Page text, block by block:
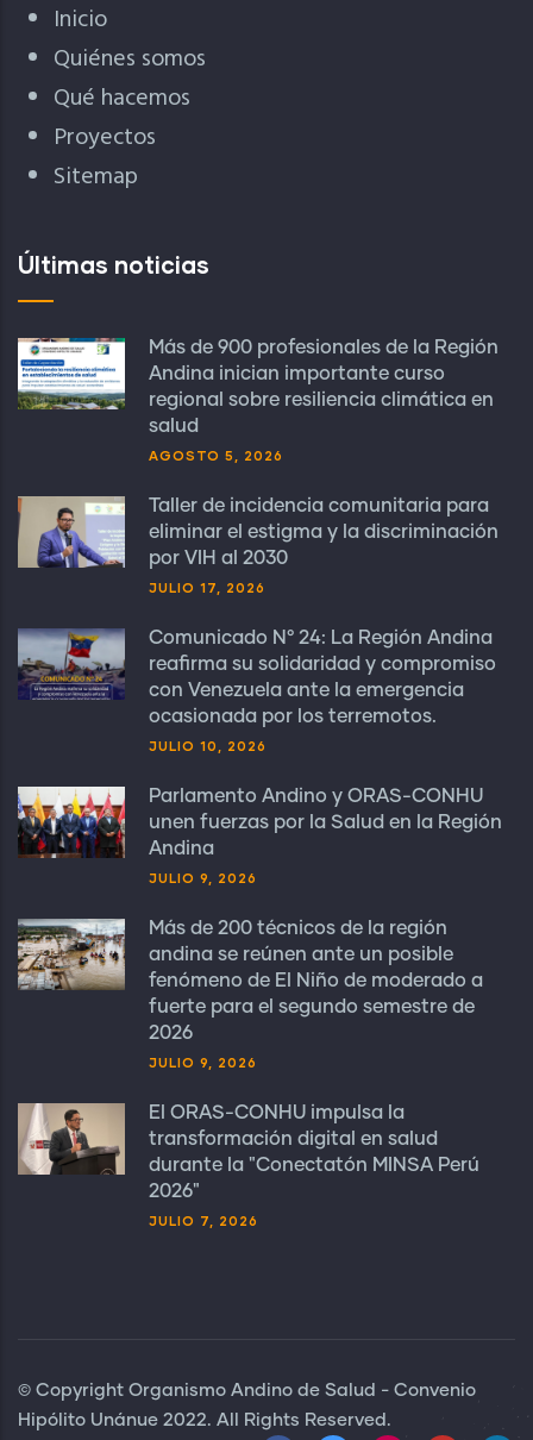
Inicio
Quiénes somos
Qué hacemos
Proyectos
Sitemap
Últimas noticias
Más de 900 profesionales de la Región
Andina inician importante curso
regional sobre resiliencia climática en
salud
AGOSTO 5, 2026
Taller de incidencia comunitaria para
eliminar el estigma y la discriminación
por VIH al 2030
JULIO 17, 2026
Comunicado N° 24: La Región Andina
reafirma su solidaridad y compromiso
con Venezuela ante la emergencia
ocasionada por los terremotos.
JULIO 10, 2026
Parlamento Andino y ORAS-CONHU
unen fuerzas por la Salud en la Región
Andina
JULIO 9, 2026
Más de 200 técnicos de la región
andina se reúnen ante un posible
fenómeno de El Niño de moderado a
fuerte para el segundo semestre de
2026
JULIO 9, 2026
El ORAS-CONHU impulsa la
transformación digital en salud
durante la "Conectatón MINSA Perú
2026"
JULIO 7, 2026
© Copyright Organismo Andino de Salud - Convenio
Hipólito Unánue 2022. All Rights Reserved.